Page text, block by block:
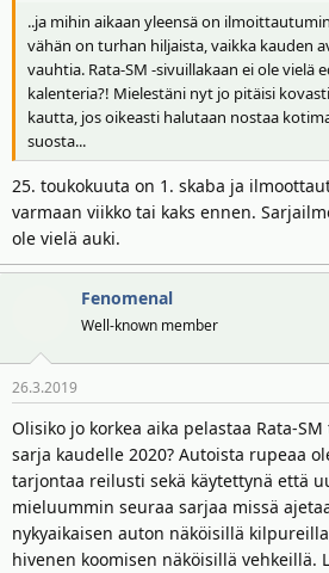
..ja mihin aikaan yleensä on
vähän on turhan hiljaista, vaikka kauden
vauhtia. Rata-SM -sivuillakaan ei ole vielä
kalenteria?! Mielestäni nyt jo pitäisi
kautta, jos oikeasti halutaan nostaa
suosta...
25. toukokuuta on 1. skaba ja
varmaan viikko tai kaks ennen.
ole vielä auki.
Fenomenal
Well-known member
26.3.2019
Olisiko jo korkea aika pelastaa Rata-
sarja kaudelle 2020? Autoista rupeaa
tarjontaa reilusti sekä käytettynä että
mieluummin seuraa sarjaa missä
nykyaikaisen auton näköisillä
hivenen koomisen näköisillä vehkeillä.